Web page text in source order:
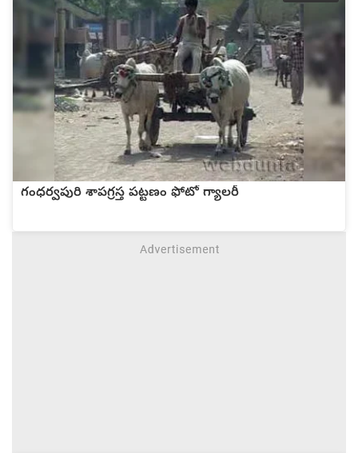
గంధర్వపురి శాపగ్రస్త పట్టణం ఫోటో గ్యాలరీ